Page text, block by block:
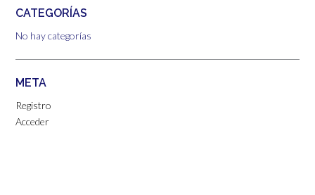
CATEGORÍAS
No hay categorías
META
Registro
Acceder